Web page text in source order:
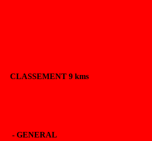
CLASSEMENT 9 kms
- GENERAL